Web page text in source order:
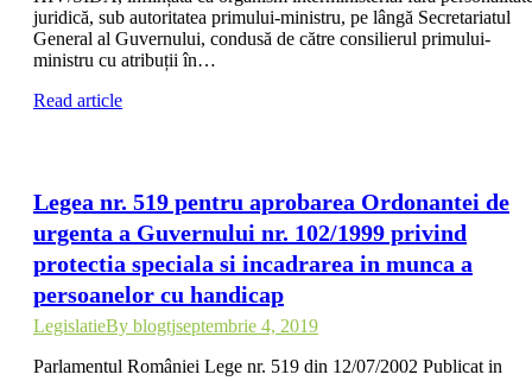
juridică, sub autoritatea primului-ministru, pe lângă Secretariatul
General al Guvernului, condusă de către consilierul primului-
ministru cu atribuții în…
Read article
Legea nr. 519 pentru aprobarea Ordonantei de
urgenta a Guvernului nr. 102/1999 privind
protectia speciala si incadrarea in munca a
persoanelor cu handicap
LegislatieBy blogtjseptembrie 4, 2019
Parlamentul României Lege nr. 519 din 12/07/2002 Publicat in